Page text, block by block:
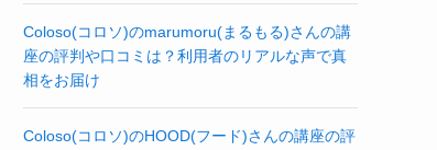
Coloso(コロソ)のmarumoru(まるもる)さんの講
座の評判や口コミは？利用者のリアルな声で真
相をお届け
Coloso(コロソ)のHOOD(フード)さんの講座の評